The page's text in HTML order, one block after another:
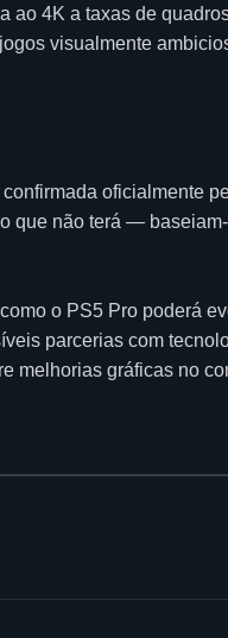
4K a taxas de
visualmente
oficialmente
que não terá —
o PS5 Pro poderá
parcerias com
melhorias gráficas no